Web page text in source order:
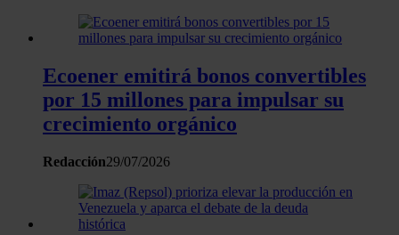
Las cookies de este sitio web se usan para personalizar el
analizar el tráfico. Además, compartimos información sobre
uso que haga del sitio web con nuestros partners de redes
sociales, publicidad y análisis web, quienes pueden
con otra información que les haya proporcionado o que
recopilado a partir del uso que haya hecho de sus servicios.
Ecoener emitirá bonos convertibles
por 15 millones para impulsar su
crecimiento orgánico
Redacción29/07/2026